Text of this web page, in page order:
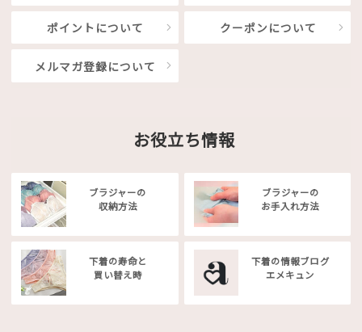
ポイントについて クーポンについて
メルマガ登録について
お役立ち情報
ブラジャーの
収納方法
ブラジャーの
お手入れ方法
下着の寿命と
買い替え時
下着の情報ブログ
エメキュン